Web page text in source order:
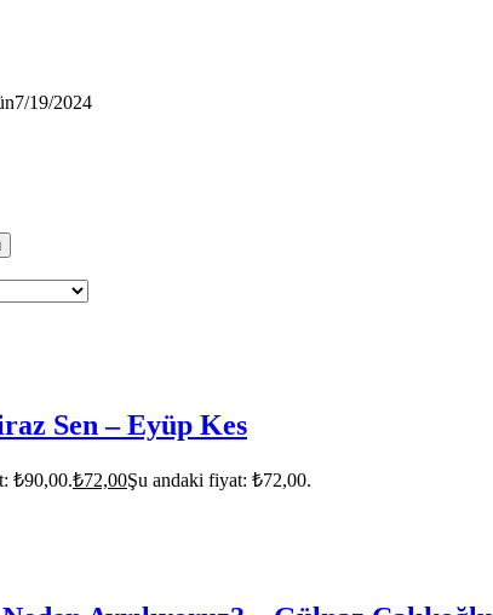
7/19/2024
Sen – Eyüp Kes
₺90,00.₺72,00Şu andaki fiyat: ₺72,00.